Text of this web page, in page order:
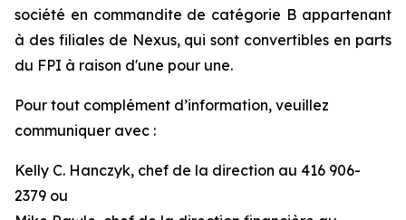
société en commandite de catégorie B appartenant
à des filiales de Nexus, qui sont convertibles en parts
du FPI à raison d'une pour une.
Pour tout complément d’information, veuillez
communiquer avec :
Kelly C. Hanczyk, chef de la direction au 416 906-
2379 ou